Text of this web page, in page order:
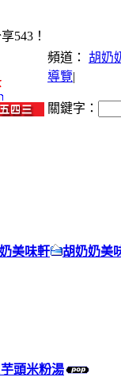
543！
頻道： 胡奶
導覽|
關鍵字：
美味軒 胡奶奶美
頭米粉湯